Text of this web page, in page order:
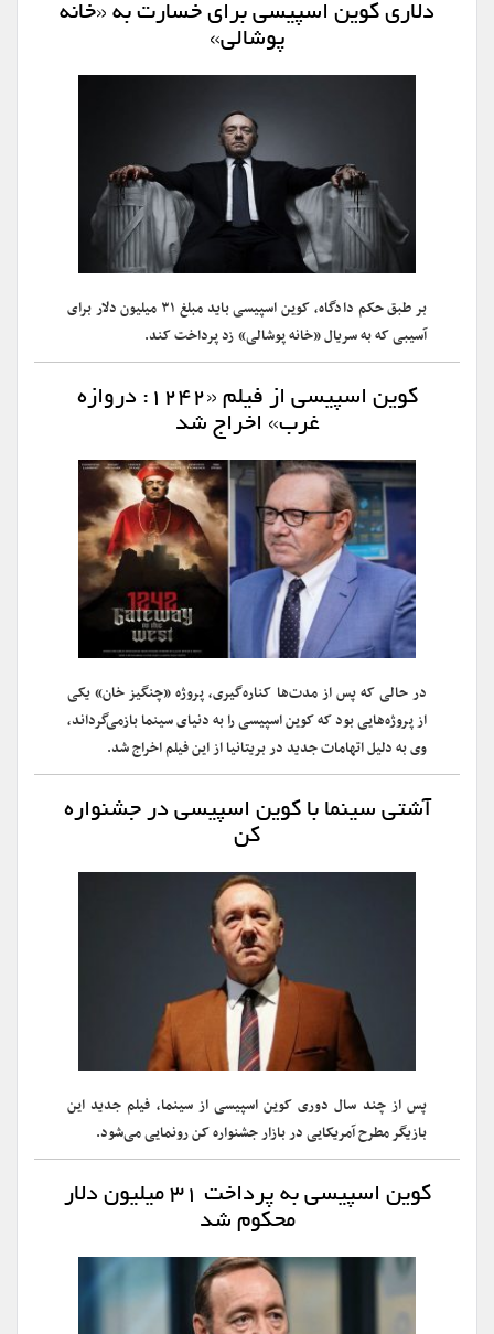
دلاری کوین اسپیسی برای خسارت به «خانه
پوشالی»
بر طبق حکم دادگاه، کوین اسپیسی باید مبلغ ۳۱ میلیون دلار برای
آسیبی که به سریال «خانه پوشالی» زد پرداخت کند.
کوین اسپیسی از فیلم «۱۲۴۲: دروازه
غرب» اخراج شد
در حالی که پس از مدت‌ها کناره‌گیری، پروژه «چنگیز خان» یکی
از پروژه‌هایی بود که کوین اسپیسی را به دنیای سینما بازمی‌گرداند،
وی به دلیل اتهامات جدید در بریتانیا از این فیلم اخراج شد.
آشتی سینما با کوین اسپیسی در جشنواره
کن
پس از چند سال دوری کوین اسپیسی از سینما، فیلم جدید این
بازیگر مطرح آمریکایی در بازار جشنواره کن رونمایی می‌شود.
کوین اسپیسی به پرداخت ۳۱ میلیون دلار
محکوم شد